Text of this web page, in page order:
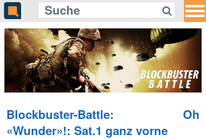
Blockbuster-Battle: Oh
«Wunder»!: Sat.1 ganz vorne